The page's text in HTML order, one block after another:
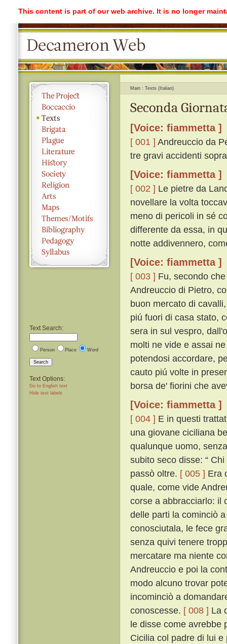
This content is part of our web archive. It is no longer
Text Search:
Person Place Word
Search
Text Options:
Go to English text
Hide text labels
Main Texts (Italian)
Seconda
[Voice: fiammetta ]
[ 001 ] Andreuccio da
tre gravi accidenti
[Voice: fiammetta ]
[ 002 ] Le pietre da
novellare la volta
meno di pericoli in sé
differente da essa, in
notte addivennero,
[Voice: fiammetta ]
[ 003 ] Fu, secondo
Andreuccio di Pietro,
buon mercato di
piú fuori di casa stato,
sera in sul vespro,
molti ne vide e assai
potendosi accordare,
cauto piú volte in
borsa de' fiorini che
[Voice: fiammetta ]
[ 004 ] E in questi
una giovane ciciliana
qualunque uomo,
subito seco disse: “
passò oltre. [ 005 ] Era
quale, come vide
corse a abbracciarlo: il
delle parti la cominciò
conosciutala, le fece
senza quivi tenere
mercatare ma niente
Andreuccio e poi la
modo alcuno trovar
incominciò a
conoscesse. [ 008 ] La
le disse come avrebbe
Cicilia col padre di lui